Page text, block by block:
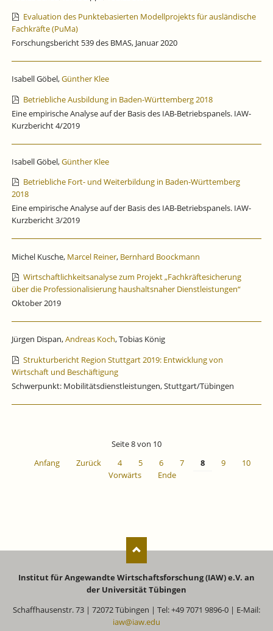
Evaluation des Punktebasierten Modellprojekts für ausländische
Fachkräfte (PuMa)
Forschungsbericht 539 des BMAS, Januar 2020
Isabell Göbel,Günther Klee
Betriebliche Ausbildung in Baden-Württemberg 2018
Eine empirische Analyse auf der Basis des IAB-Betriebspanels. IAW-
Kurzbericht 4/2019
Isabell Göbel,Günther Klee
Betriebliche Fort- und Weiterbildung in Baden-Württemberg
2018
Eine empirische Analyse auf der Basis des IAB-Betriebspanels. IAW-
Kurzbericht 3/2019
Michel Kusche, Marcel Reiner, Bernhard Boockmann
Wirtschaftlichkeitsanalyse zum Projekt „Fachkräftesicherung
über die Professionalisierung haushaltsnaher Dienstleistungen“
Oktober 2019
Jürgen Dispan,Andreas Koch, Tobias König
Strukturbericht Region Stuttgart 2019: Entwicklung von
Wirtschaft und Beschäftigung
Schwerpunkt: Mobilitätsdienstleistungen, Stuttgart/Tübingen
Seite 8 von 10
Anfang
Zurück 4 5 6 7 8 9
10
Vorwärts
Ende
Institut für Angewandte Wirtschaftsforschung (IAW) e.V. an
der Universität Tübingen
Schaffhausenstr. 73 | 72072 Tübingen | Tel: +49 7071 9896-0 | E-Mail:
iaw@iaw.edu